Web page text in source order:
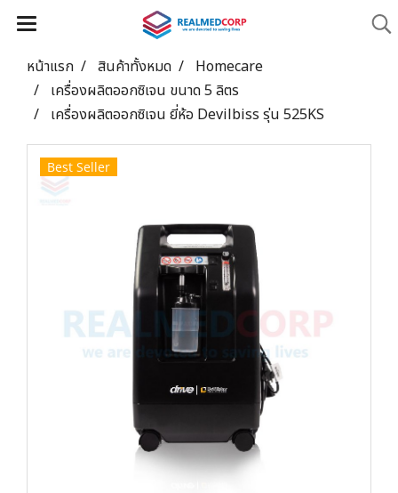
หน้าแรก สินค้าทั้งหมด
Homecare
เครื่องผลิตออกซิเจน ขนาด 5 ลิตร
เครื่องผลิตออกซิเจน ยี่ห้อ Devilbiss รุ่น 525KS
Best Seller